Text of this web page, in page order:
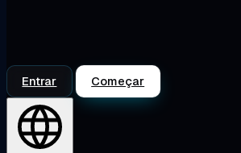
Entrar Começar